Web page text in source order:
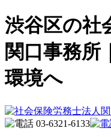
渋谷区の社
関口事務所
環境へ